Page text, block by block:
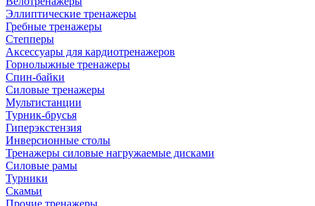
Эллиптические тренажеры
Гребные тренажеры
Степперы
Аксессуары для кардиотренажеров
Горнолыжные тренажеры
Спин-байки
Силовые тренажеры
Мультистанции
Турник-брусья
Гиперэкстензия
Инверсионные столы
Тренажеры силовые нагружаемые дисками
Силовые рамы
Турники
Скамьи
Прочие тренажеры